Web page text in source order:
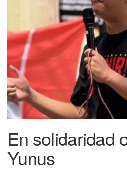
En solidaridad
Yunus